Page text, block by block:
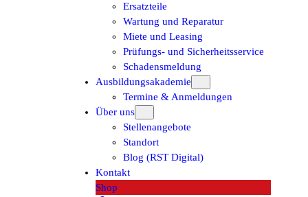
Ersatzteile
Wartung und Reparatur
Miete und Leasing
Prüfungs- und Sicherheitsservice
Schadensmeldung
Ausbildungsakademie
Termine & Anmeldungen
Über uns
Stellenangebote
Standort
Blog (RST Digital)
Kontakt
Shop